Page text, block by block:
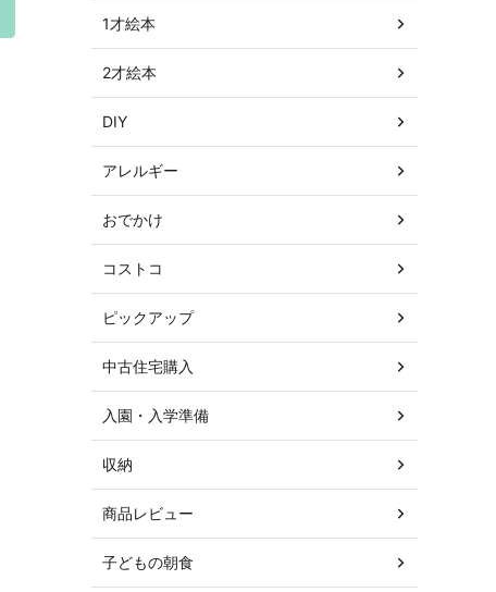
1才絵本
2才絵本
DIY
アレルギー
おでかけ
コストコ
ピックアップ
中古住宅購入
入園・入学準備
収納
商品レビュー
子どもの朝食